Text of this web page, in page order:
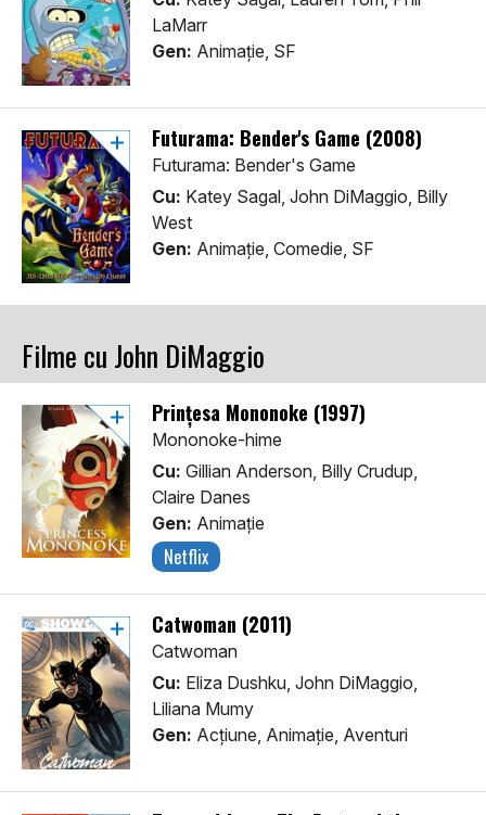
LaMarr
Gen: Animaţie, SF
Futurama: Bender's Game (2008)
Futurama: Bender's Game
Cu: Katey Sagal, John DiMaggio, Billy
West
Gen: Animaţie, Comedie, SF
Filme cu John DiMaggio
Prințesa Mononoke (1997)
Mononoke-hime
Cu: Gillian Anderson, Billy Crudup,
Claire Danes
Gen: Animaţie
Netflix
Catwoman (2011)
Catwoman
Cu: Eliza Dushku, John DiMaggio,
Liliana Mumy
Gen: Acţiune, Animaţie, Aventuri